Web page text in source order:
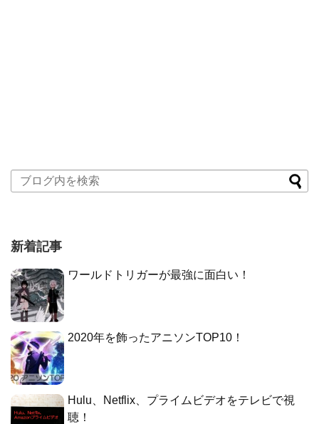
新着記事
ワールドトリガーが最強に面白い！
2020年を飾ったアニソンTOP10！
Hulu、Netflix、プライムビデオをテレビで視
聴！